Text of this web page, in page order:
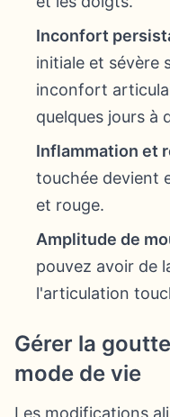
Inconfort
initiale et sévère
inconfort
quelques jours à
Inflammation et
touchée devient
et rouge.
Amplitude de
pouvez avoir de
l'articulation
Gérer la
mode de vie
Les modifications